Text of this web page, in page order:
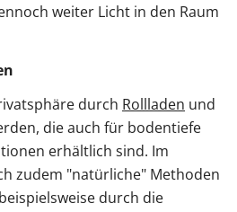
weiter Licht in den Raum
durch Rollladen und
die auch für bodentiefe
erhältlich sind. Im
zudem "natürliche" Methoden
durch die